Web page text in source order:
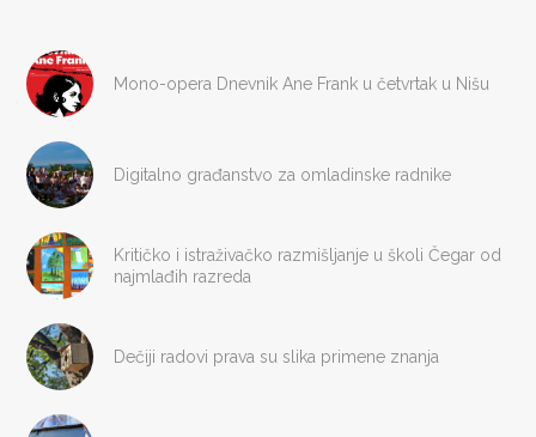
Mono-opera Dnevnik Ane Frank u četvrtak u Nišu
Digitalno građanstvo za omladinske radnike
Kritičko i istraživačko razmišljanje u školi Čegar od
najmlađih razreda
Dečiji radovi prava su slika primene znanja